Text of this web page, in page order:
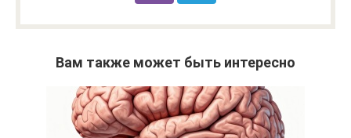
Вам также может быть интересно